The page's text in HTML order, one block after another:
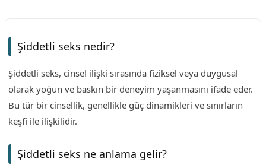
Şiddetli seks nedir?
Şiddetli seks, cinsel ilişki sırasında fiziksel veya duygusal
olarak yoğun ve baskın bir deneyim yaşanmasını ifade eder.
Bu tür bir cinsellik, genellikle güç dinamikleri ve sınırların
keşfi ile ilişkilidir.
Şiddetli seks ne anlama gelir?